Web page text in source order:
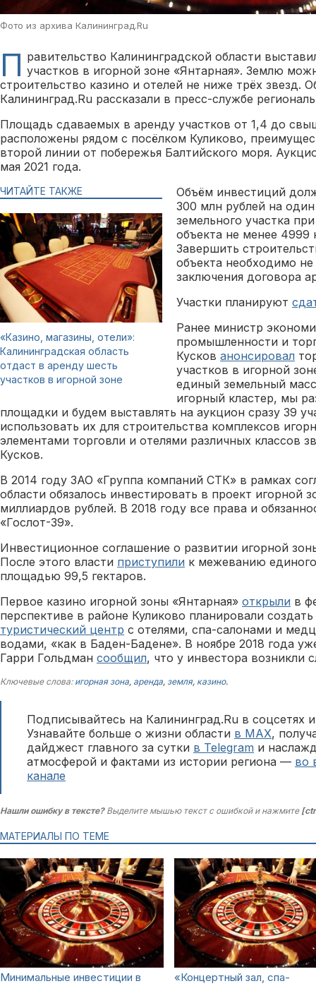
Фото из архива Калининград.Ru
П равительство Калининградской области
участков в игорной зоне «Янтарная». Землю
строительство казино и отелей не ниже трёх звезд.
Калининград.Ru рассказали в пресс-службе
Площадь сдаваемых в аренду участков от 1,4 до
расположены рядом с посёлком Куликово,
второй линии от побережья Балтийского моря.
мая 2021 года.
ЧИТАЙТЕ ТАКЖЕ
«Казино, магазины, отели»:
Калининградская область
отдаст в аренду шесть
участков в игорной зоне
Объём инвестиций
300 млн рублей на
земельного участка
объекта не менее 4999
Завершить
объекта необходимо
заключения договора
Участки планируют
Ранее министр
промышленности и
Кусков анонсировал
участков в игорной
единый земельный
игорный кластер, мы
площадки и будем выставлять на аукцион сразу 39
использовать их для строительства комплексов
элементами торговли и отелями различных классов
Кусков.
В 2014 году ЗАО «Группа компаний СТК» в рамках
области обязалось инвестировать в проект игорной
миллиардов рублей. В 2018 году все права и
«Гослот-39».
Инвестиционное соглашение о развитии игорной
После этого власти приступили к межеванию
площадью 99,5 гектаров.
Первое казино игорной зоны «Янтарная» открыли в
перспективе в районе Куликово планировали создать
туристический центр с отелями, спа-салонами и
водами, «как в Баден-Бадене». В ноябре 2018 года
Гарри Гольдман сообщил, что у инвестора возникли
Ключевые слова: игорная зона, аренда, земля, казино.
Подписывайтесь на Калининград.Ru в соцсетях
Узнавайте больше о жизни области в MAX,
дайджест главного за сутки в Telegram и
атмосферой и фактами из истории региона — во
канале
Нашли ошибку в тексте?Выделите мышью текст с ошибкой и нажмите
МАТЕРИАЛЫ ПО ТЕМЕ
Минимальные инвестиции в
«Концертный зал, спа-